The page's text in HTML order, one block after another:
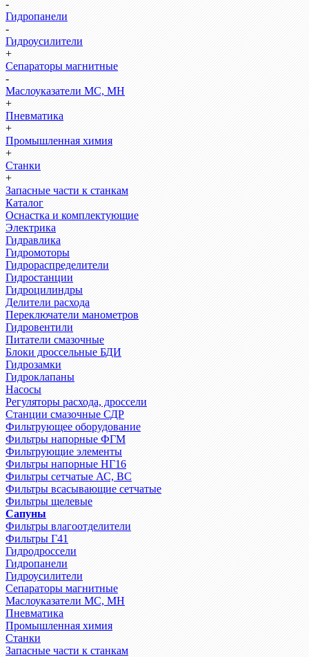
-
Гидропанели
-
Гидроусилители
+
Сепараторы магнитные
-
Маслоуказатели МС, МН
+
Пневматика
+
Промышленная химия
+
Станки
+
Запасные части к станкам
Каталог
Оснастка и комплектующие
Электрика
Гидравлика
Гидромоторы
Гидрораспределители
Гидростанции
Гидроцилиндры
Делители расхода
Переключатели манометров
Гидровентили
Питатели смазочные
Блоки дроссельные БДИ
Гидрозамки
Гидроклапаны
Насосы
Регуляторы расхода, дроссели
Станции смазочные СДР
Фильтрующее оборудование
Фильтры напорные ФГМ
Фильтрующие элементы
Фильтры напорные НГ16
Фильтры сетчатые АС, ВС
Фильтры всасывающие сетчатые
Фильтры щелевые
Сапуны
Фильтры влагоотделители
Фильтры Г41
Гидродроссели
Гидропанели
Гидроусилители
Сепараторы магнитные
Маслоуказатели МС, МН
Пневматика
Промышленная химия
Станки
Запасные части к станкам